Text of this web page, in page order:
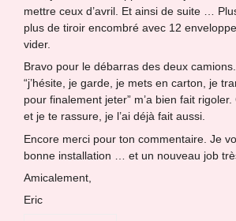
mettre ceux d’avril. Et ainsi de suite …
plus de tiroir encombré avec 12
vider.
Bravo pour le débarras des deux
“j’hésite, je garde, je mets en carton, je
pour finalement jeter” m’a bien fait rigoler.
et je te rassure, je l’ai déjà fait aussi.
Encore merci pour ton commentaire. Je
bonne installation … et un nouveau job
Amicalement,
Eric